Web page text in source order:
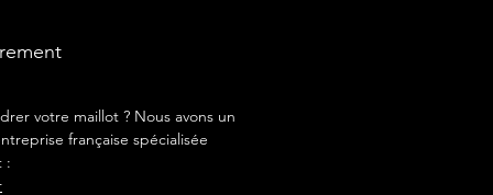
votre maillot ? Nous avons un
française spécialisée
: